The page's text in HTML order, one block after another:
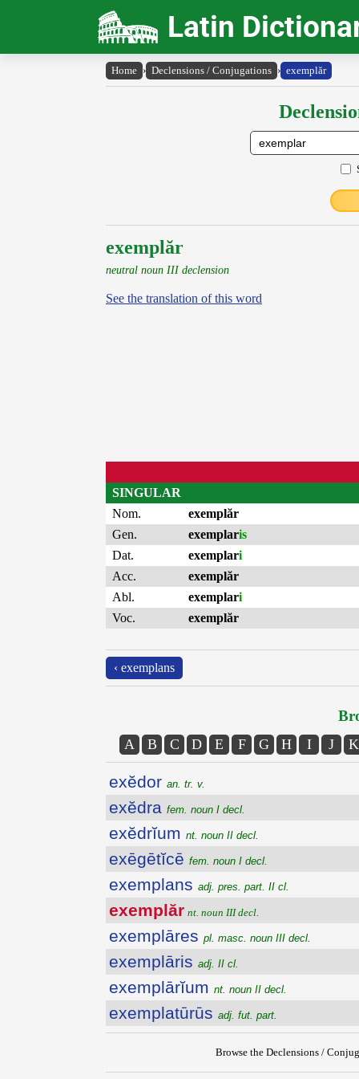
Latin
Home › Declensions / Conjugations › exemplăr
exemplăr
neutral noun III declension
See the translation of this word
SINGULAR
Nom.
exemplăr
Gen.
exemplaris
Dat.
exemplari
Acc.
exemplăr
Abl.
exemplari
Voc.
exemplăr
‹ exemplans
A B C D E F G H I J K
exĕdor an. tr. v.
exĕdra fem. noun I decl.
exĕdrĭum nt. noun II decl.
exēgētĭcē fem. noun I decl.
exemplans adj. pres. part. II cl.
exemplăr nt. noun III decl.
exemplāres pl. masc. noun III decl.
exemplāris adj. II cl.
exemplārĭum nt. noun II decl.
exemplatūrūs adj. fut. part.
Browse the Declensions /